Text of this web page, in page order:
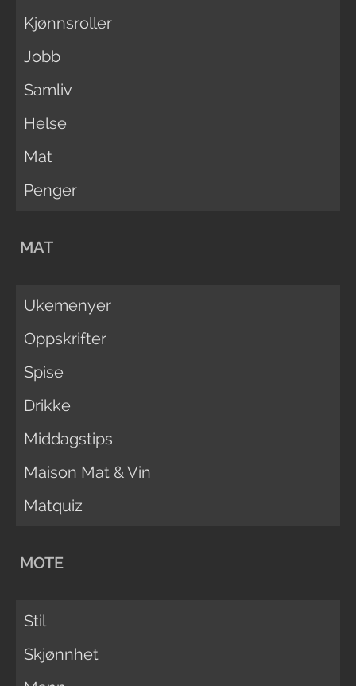
Kjønnsroller
Jobb
Samliv
Helse
Mat
Penger
MAT
Ukemenyer
Oppskrifter
Spise
Drikke
Middagstips
Maison Mat & Vin
Matquiz
MOTE
Stil
Skjønnhet